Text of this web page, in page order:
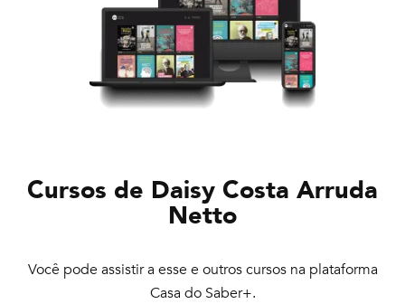
Cursos de Daisy Costa Arruda
Netto
Você pode assistir a esse e outros cursos na plataforma
Casa do Saber+.